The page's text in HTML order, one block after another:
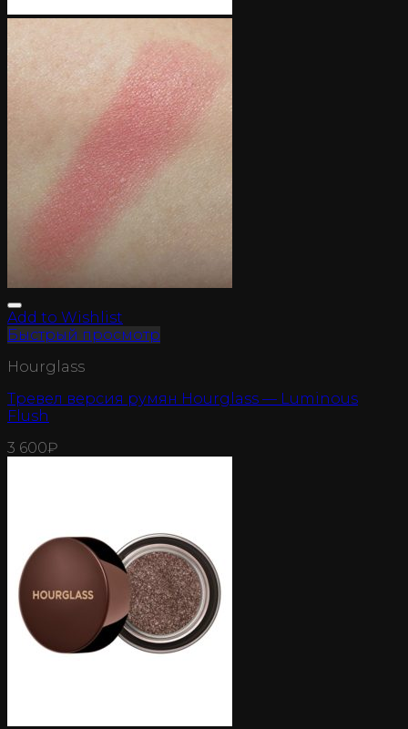
Add to Wishlist
Быстрый просмотр
Hourglass
Тревел версия румян Hourglass — Luminous
Flush
3 600₽